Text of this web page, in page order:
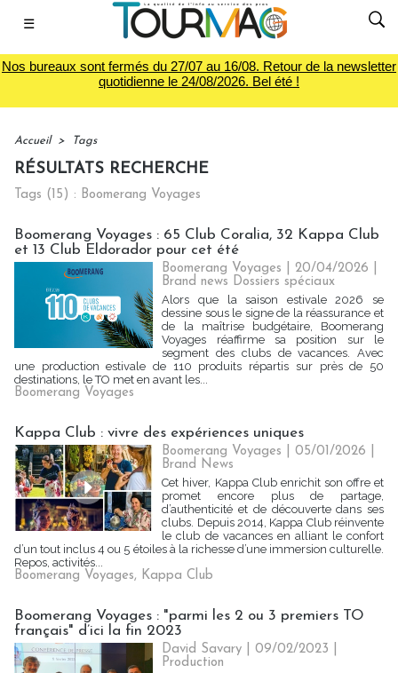
☰
Nos bureaux sont fermés du 27/07 au 16/08. Retour de la newsletter
quotidienne le 24/08/2026. Bel été !
Accueil > Tags
RÉSULTATS RECHERCHE
Tags (15) : Boomerang Voyages
Boomerang Voyages : 65 Club Coralia, 32 Kappa Club
et 13 Club Eldorador pour cet été
Boomerang Voyages | 20/04/2026
Brand news Dossiers spéciaux
Alors que la saison estivale 2026 se
dessine sous le signe de la réassurance et
de la maîtrise budgétaire, Boomerang
Voyages réaffirme sa position sur le
segment des clubs de vacances. Avec
une production estivale de 110 produits répartis sur près de 50
destinations, le TO met en avant les...
Boomerang Voyages
Kappa Club : vivre des expériences uniques
Boomerang Voyages | 05/01/2026
Brand News
Cet hiver, Kappa Club enrichit son offre et
promet encore plus de partage,
d’authenticité et de découverte dans ses
clubs. Depuis 2014, Kappa Club réinvente
le club de vacances en alliant le confort
d’un tout inclus 4 ou 5 étoiles à la richesse d’une immersion culturelle.
Repos, activités...
Boomerang Voyages, Kappa Club
Boomerang Voyages : "parmi les 2 ou 3 premiers TO
français" d’ici la fin 2023
David Savary | 09/02/2023
Production